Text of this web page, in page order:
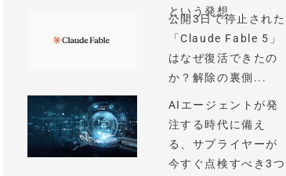
という発想
公開3日で停止された
「Claude Fable 5」
はなぜ復活できたの
か？解除の裏側...
AIエージェントが発
注する時代に備え
る、サプライヤーが
今すぐ点検すべき3つ